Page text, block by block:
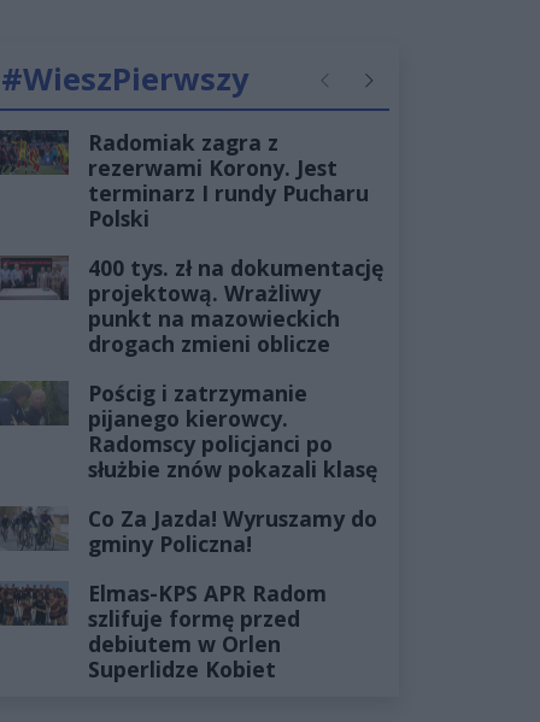
#WieszPierwszy PoprzednieNastępne
Radomiak zagra z
rezerwami Korony. Jest
terminarz I rundy Pucharu
Polski
400 tys. zł na dokumentację
projektową. Wrażliwy
punkt na mazowieckich
drogach zmieni oblicze
Pościg i zatrzymanie
pijanego kierowcy.
Radomscy policjanci po
służbie znów pokazali klasę
Co Za Jazda! Wyruszamy do
gminy Policzna!
Elmas-KPS APR Radom
szlifuje formę przed
debiutem w Orlen
Superlidze Kobiet